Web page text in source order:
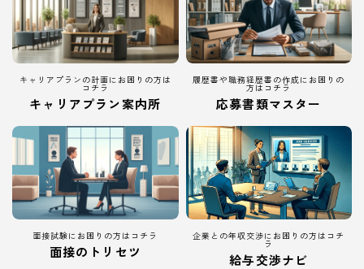
キャリアプランの計画にお困りの方は
コチラ
キャリアプラン案内所
履歴書や職務経歴書の作成にお困りの
方はコチラ
応募書類マスター
面接試験にお困りの方はコチラ
面接のトリセツ
企業との年収交渉にお困りの方はコチ
ラ
給与交渉ナビ